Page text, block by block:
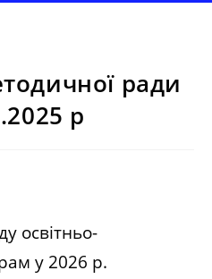
ради
р
освітньо-
у 2026 р.